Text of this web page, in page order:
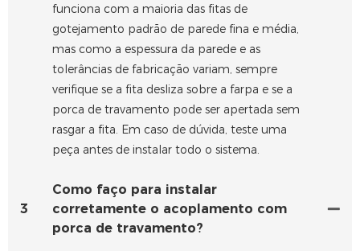
funciona com a maioria das fitas de
gotejamento padrão de parede fina e média,
mas como a espessura da parede e as
tolerâncias de fabricação variam, sempre
verifique se a fita desliza sobre a farpa e se a
porca de travamento pode ser apertada sem
rasgar a fita. Em caso de dúvida, teste uma
peça antes de instalar todo o sistema.
3
Como faço para instalar
corretamente o acoplamento com
porca de travamento?